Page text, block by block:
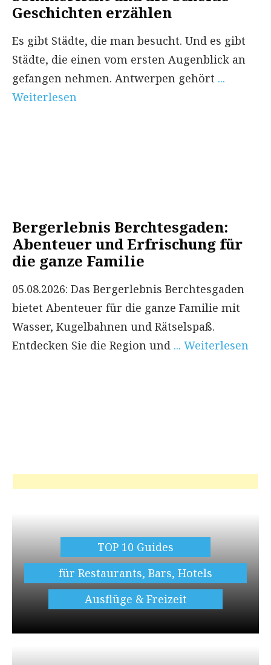
Geschichten erzählen
Es gibt Städte, die man besucht. Und es gibt
Städte, die einen vom ersten Augenblick an
gefangen nehmen. Antwerpen gehört ...
Weiterlesen
Bergerlebnis Berchtesgaden:
Abenteuer und Erfrischung für
die ganze Familie
05.08.2026: Das Bergerlebnis Berchtesgaden
bietet Abenteuer für die ganze Familie mit
Wasser, Kugelbahnen und Rätselspaß.
Entdecken Sie die Region und ... Weiterlesen
TOP 10 Guides
für Restaurants, Bars, Hotels
Ausflüge & Freizeit